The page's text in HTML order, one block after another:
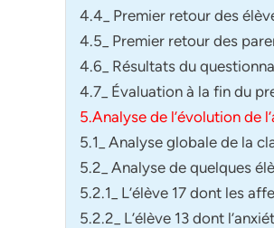
4.4_ Premier retour des
4.5_ Premier retour des
4.6_ Résultats du
4.7_ Évaluation à la fin du
5.Analyse de l’évolution de
5.1_ Analyse globale de la
5.2_ Analyse de quelques
5.2.1_ L’élève 17 dont les
5.2.2_ L’élève 13 dont